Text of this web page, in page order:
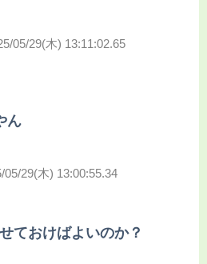
05/29(木) 13:11:02.65
ん
05/29(木) 13:00:55.34
ておけばよいのか？